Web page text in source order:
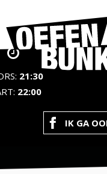
21:30
22:00
IK GA